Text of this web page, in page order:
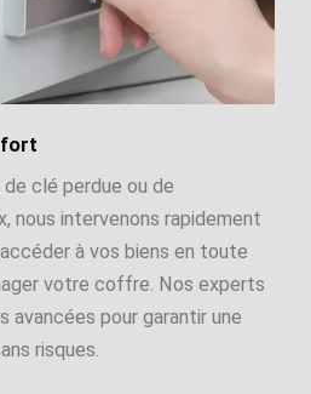
fort
clé perdue ou de
nous intervenons rapidement
à vos biens en toute
votre coffre. Nos experts
avancées pour garantir une
risques.